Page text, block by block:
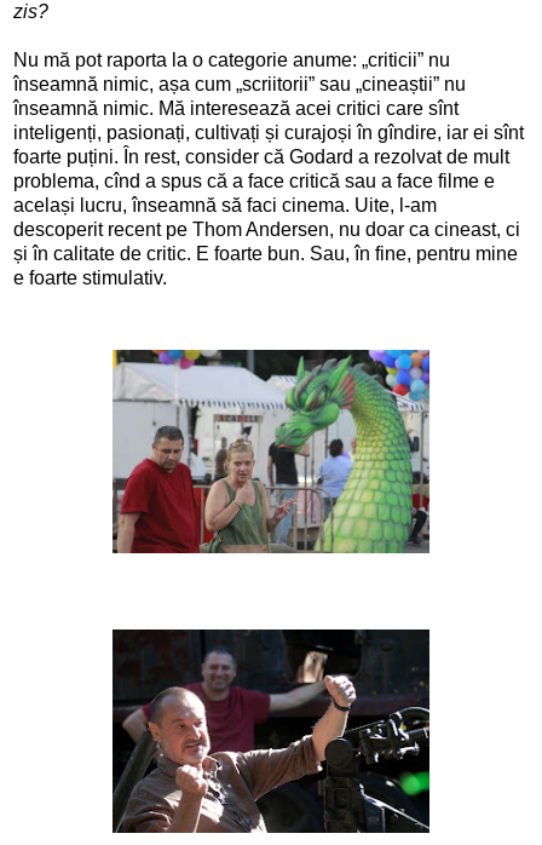
zis?
Nu mă pot raporta la o categorie anume: „criticii” nu
înseamnă nimic, așa cum „scriitorii” sau „cineaștii” nu
înseamnă nimic. Mă interesează acei critici care sînt
inteligenți, pasionați, cultivați și curajoși în gîndire, iar ei sînt
foarte puțini. În rest, consider că Godard a rezolvat de mult
problema, cînd a spus că a face critică sau a face filme e
același lucru, înseamnă să faci cinema. Uite, l-am
descoperit recent pe Thom Andersen, nu doar ca cineast, ci
și în calitate de critic. E foarte bun. Sau, în fine, pentru mine
e foarte stimulativ.